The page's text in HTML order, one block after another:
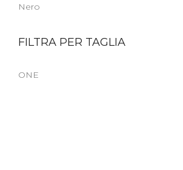
Nero
FILTRA PER TAGLIA
ONE